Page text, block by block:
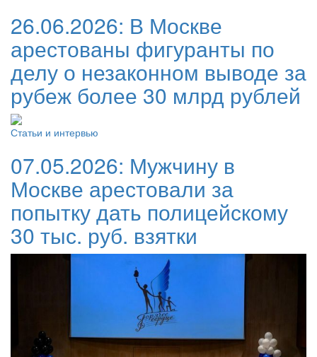
26.06.2026: В Москве
арестованы фигуранты по
делу о незаконном выводе за
рубеж более 30 млрд рублей
Статьи и интервью
07.05.2026: Мужчину в
Москве арестовали за
попытку дать полицейскому
30 тыс. руб. взятки